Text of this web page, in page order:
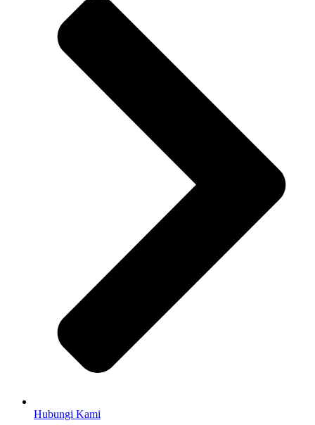
Hubungi Kami